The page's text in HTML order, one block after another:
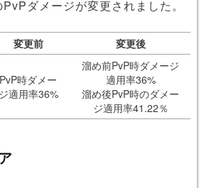
ダメージが変更されました。
変更前 変更後
PvP時ダメー
ジ適用率36%
溜め前PvP時ダメージ
適用率36%
溜め後PvP時のダメー
ジ適用率41.22％